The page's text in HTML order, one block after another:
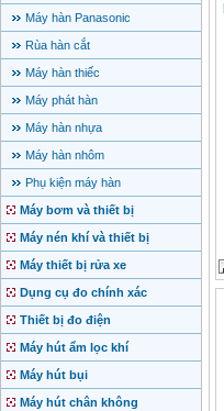
Máy hàn Panasonic
Rùa hàn cắt
Máy hàn thiếc
Máy phát hàn
Máy hàn nhựa
Máy hàn nhôm
Phụ kiện máy hàn
Máy bơm và thiết bị
Máy nén khí và thiết bị
Máy thiết bị rửa xe
Dụng cụ đo chính xác
Thiết bị đo điện
Máy hút ẩm lọc khí
Máy hút bụi
Máy hút chân không